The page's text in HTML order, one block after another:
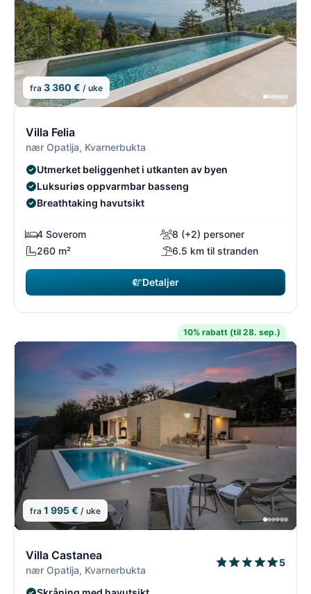
fra 3 360 € / uke
Villa Felia
nær Opatija, Kvarnerbukta
Utmerket beliggenhet i utkanten av byen
Luksuriøs oppvarmbar basseng
Breathtaking havutsikt
4 Soverom
8 (+2) personer
260 m²
6.5 km til stranden
Detaljer
10% rabatt (til 28. sep.)
fra 1 995 € / uke
Villa Castanea
nær Opatija, Kvarnerbukta
5